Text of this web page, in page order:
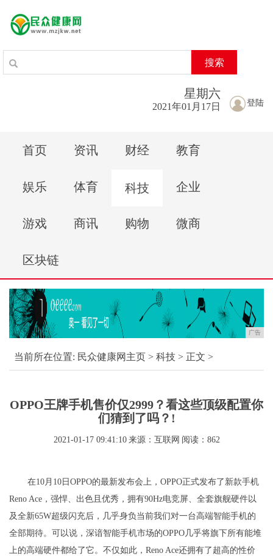
搜索
登陆
星期六
2021年01月17日
首页 资讯 财经 教育
娱乐 体育 科技 企业
游戏 商讯 购物 微商
区块链
广告
当前所在位置: 民众健康网主页 > 科技 > 正文 >
OPPO王牌手机售价仅2999？看这些顶级配置你
们猜到了吗？!
2021-01-17 09:41:10 来源：互联网 阅读：862
在10月10日OPPO的最新发布会上，OPPO正式发布了新款手机
Reno Ace，强悍、出色且优秀，拥有90Hz电竞屏、全套旗舰硬件以
及全新65W超级闪充后，几乎身负当前我们对一台高端智能手机的
全部期待。可以说，深谙智能手机市场的OPPO几乎将旗下所有能堆
上的高端硬件都给了它。不仅如此，Reno Ace还拥有了超高的性价